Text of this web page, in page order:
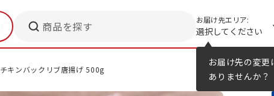
お届け先の変更
ありませんか？
商品を探す お届け先エリア:
選択してください
チキンバックリブ唐揚げ 500g